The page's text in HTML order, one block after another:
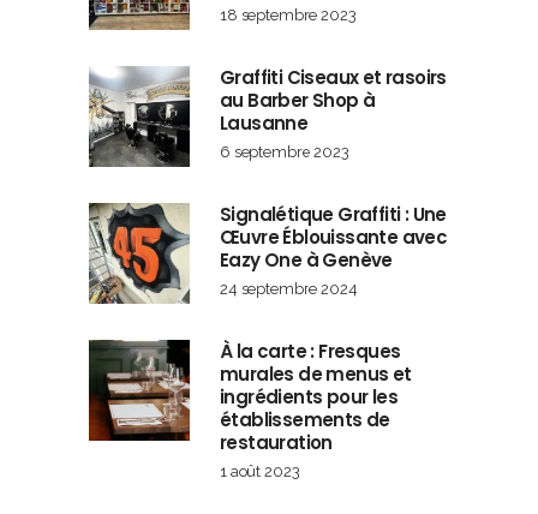
18 septembre 2023
Graffiti Ciseaux et rasoirs
au Barber Shop à
Lausanne
6 septembre 2023
Signalétique Graffiti : Une
Œuvre Éblouissante avec
Eazy One à Genève
24 septembre 2024
À la carte : Fresques
murales de menus et
ingrédients pour les
établissements de
restauration
1 août 2023